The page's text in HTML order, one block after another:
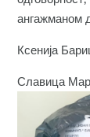
ангажманом
Ксенија
Славица